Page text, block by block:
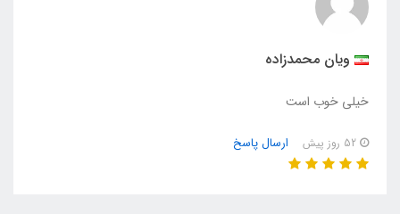
ويان محمدزاده
خيلي خوب است
ارسال پاسخ